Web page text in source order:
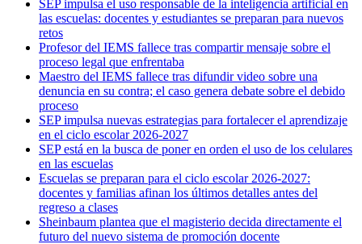
SEP impulsa el uso responsable de la inteligencia artificial en
las escuelas: docentes y estudiantes se preparan para nuevos
retos
Profesor del IEMS fallece tras compartir mensaje sobre el
proceso legal que enfrentaba
Maestro del IEMS fallece tras difundir video sobre una
denuncia en su contra; el caso genera debate sobre el debido
proceso
SEP impulsa nuevas estrategias para fortalecer el aprendizaje
en el ciclo escolar 2026-2027
SEP está en la busca de poner en orden el uso de los celulares
en las escuelas
Escuelas se preparan para el ciclo escolar 2026-2027:
docentes y familias afinan los últimos detalles antes del
regreso a clases
Sheinbaum plantea que el magisterio decida directamente el
futuro del nuevo sistema de promoción docente